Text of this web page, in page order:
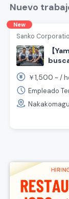
Nuevo
New
Sanko
【
sin
￥1,500 ~ /
Empleado